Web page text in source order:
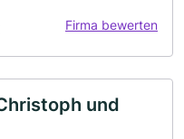
Firma bewerten
und